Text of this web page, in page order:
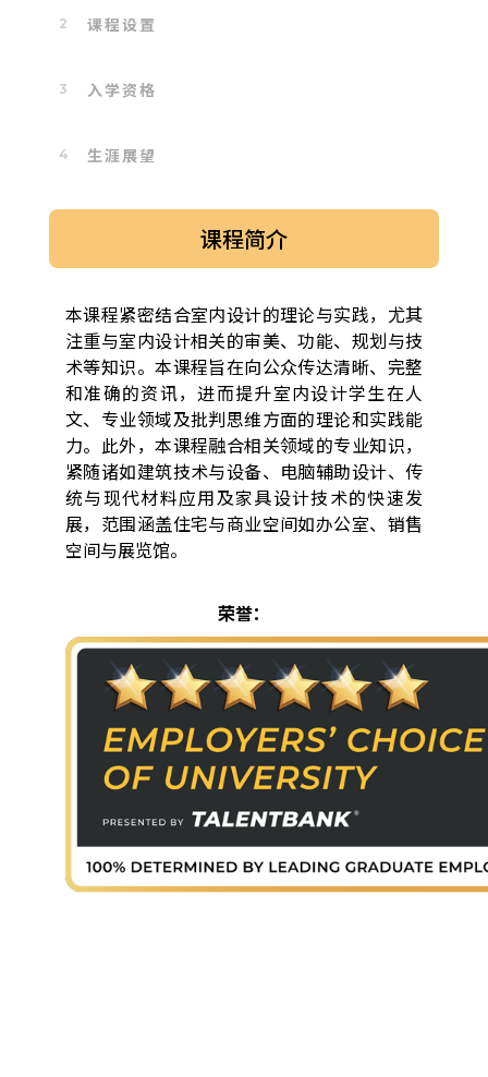
课程设置
入学资格
生涯展望
课程简介
本课程紧密结合室内设计的理论与实践，尤其
注重与室内设计相关的审美、功能、规划与技
术等知识。本课程旨在向公众传达清晰、完整
和准确的资讯，进而提升室内设计学生在人
文、专业领域及批判思维方面的理论和实践能
力。此外，本课程融合相关领域的专业知识，
紧随诸如建筑技术与设备、电脑辅助设计、传
统与现代材料应用及家具设计技术的快速发
展，范围涵盖住宅与商业空间如办公室、销售
空间与展览馆。
荣誉：